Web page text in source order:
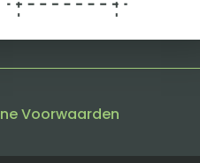
Voorwaarden